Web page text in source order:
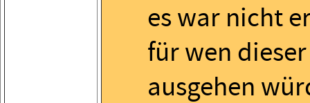
es war nicht
für wen
ausgehen